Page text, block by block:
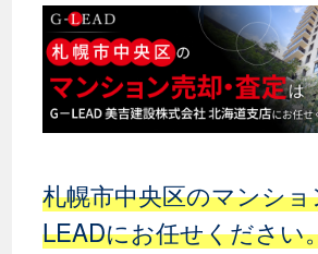
札幌市中央区のマンシ
LEADにお任せください